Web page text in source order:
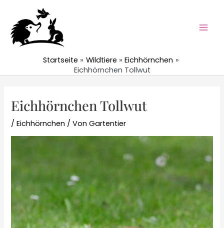
springen
Startseite Wildtiere
Eichhörnchen
Eichhörnchen Tollwut
Eichhörnchen Tollwut
/Eichhörnchen / VonGartentier